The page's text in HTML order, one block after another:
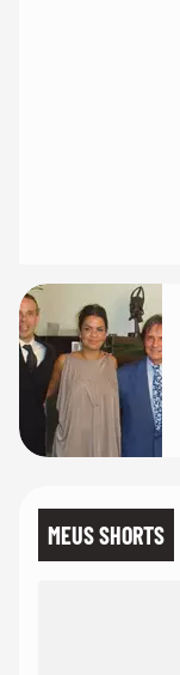
MEUS SHORTS